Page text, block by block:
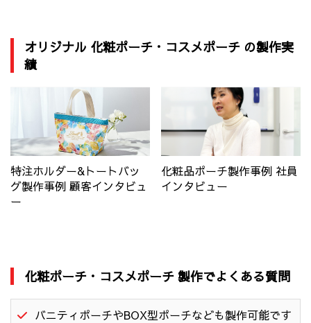
オリジナル 化粧ポーチ・コスメポーチ の製作実
績
特注ホルダー&トートバッ
グ製作事例 顧客インタビュ
ー
化粧品ポーチ製作事例 社員
インタビュー
化粧ポーチ・コスメポーチ 製作でよくある質問
バニティポーチやBOX型ポーチなども製作可能です